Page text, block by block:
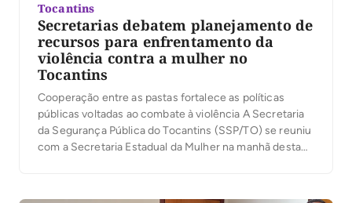
Tocantins
Secretarias debatem planejamento de
recursos para enfrentamento da
violência contra a mulher no
Tocantins
Cooperação entre as pastas fortalece as políticas
públicas voltadas ao combate à violência A Secretaria
da Segurança Pública do Tocantins (SSP/TO) se reuniu
com a Secretaria Estadual da Mulher na manhã desta
contra a mulher no Estado. Os valores são